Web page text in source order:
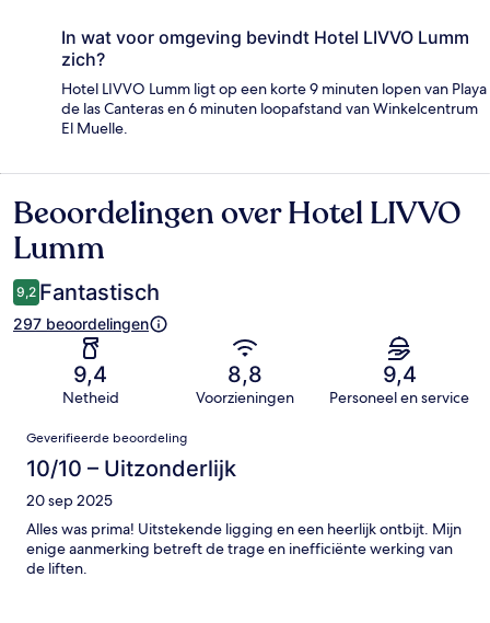
In wat voor omgeving bevindt Hotel LIVVO Lumm
zich?
Hotel LIVVO Lumm ligt op een korte 9 minuten lopen van Playa
de las Canteras en 6 minuten loopafstand van Winkelcentrum
El Muelle.
Beoordelingen
Beoordelingen over Hotel LIVVO
Lumm
9,2 Fantastisch
297 beoordelingen
9,4
Netheid
8,8
Voorzieningen
9,4
Personeel en service
Beoordelingen
Geverifieerde beoordeling
10/10 – Uitzonderlijk
20 sep 2025
Alles was prima! Uitstekende ligging en een heerlijk ontbijt. Mijn
enige aanmerking betreft de trage en inefficiënte werking van
de liften.